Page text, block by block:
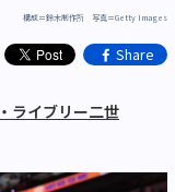
構成＝鈴木制作所 写真＝Getty Images
Share
ライブリー二世